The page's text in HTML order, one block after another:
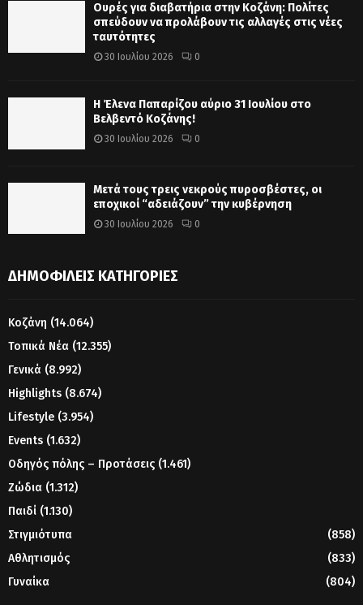
Ουρές για διαβατήρια στην Κοζάνη: Πολίτες
σπεύδουν να προλάβουν τις αλλαγές στις νέες
ταυτότητες
30 Ιουλίου 2026 0
Η Έλενα Παπαρίζου αύριο 31 Ιουλίου στο
Βελβεντό Κοζάνης!
30 Ιουλίου 2026 0
Μετά τους τρεις νεκρούς πυροσβέστες, οι
εποχικοί “αδειάζουν” την κυβέρνηση
30 Ιουλίου 2026 0
ΔΗΜΟΦΙΛΕΊΣ ΚΑΤΗΓΟΡΊΕΣ
Κοζάνη (14.064)
Τοπικά Νέα (12.355)
Γενικά (8.992)
Highlights (8.674)
Lifestyle (3.954)
Events (1.632)
Οδηγός πόλης – Προτάσεις (1.461)
Ζώδια (1.312)
Παιδί (1.130)
Στιγμιότυπα
(858)
Αθλητισμός
(833)
Γυναίκα
(804)